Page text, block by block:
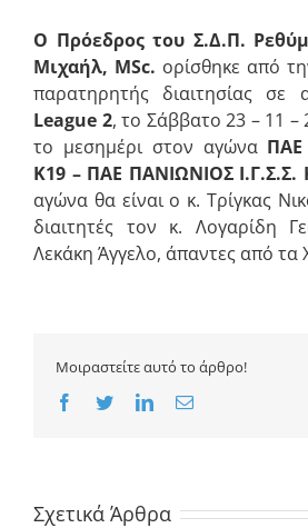
Ο Πρόεδρος του Σ.Δ.Π.
Μιχαήλ, MSc. ορίσθηκε από
παρατηρητής διαιτησίας σε
League 2, το Σάββατο 23 – 11 –
το μεσημέρι στον αγώνα ΠΑΕ
Κ19 – ΠΑΕ ΠΑΝΙΩΝΙΟΣ Ι.Γ.Σ.Σ.
αγώνα θα είναι ο κ. Τρίγκας
διαιτητές τον κ. Λογαρίδη
Λεκάκη Άγγελο, άπαντες από τα
Μοιραστείτε αυτό το άρθρο!
Facebook
TwitterLinkedInEmail
Σχετικά Άρθρα